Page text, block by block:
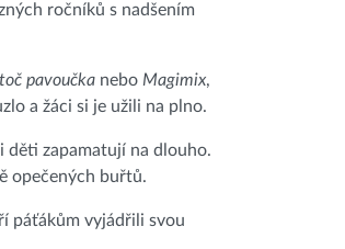
ročníků s nadšením
pavoučka neboMagimix,
a žáci si je užili na plno.
děti zapamatují na dlouho.
opečených buřtů.
páťákům vyjádřili svou